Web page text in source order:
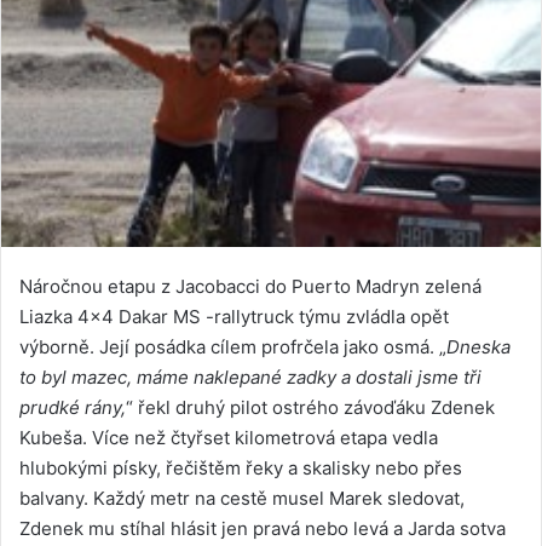
Náročnou etapu z Jacobacci do Puerto Madryn zelená
Liazka 4×4 Dakar MS -rallytruck týmu zvládla opět
výborně. Její posádka cílem profrčela jako osmá. „Dneska
to byl mazec, máme naklepané zadky a dostali jsme tři
prudké rány,“ řekl druhý pilot ostrého závoďáku Zdenek
Kubeša. Více než čtyřset kilometrová etapa vedla
hlubokými písky, řečištěm řeky a skalisky nebo přes
balvany. Každý metr na cestě musel Marek sledovat,
Zdenek mu stíhal hlásit jen pravá nebo levá a Jarda sotva